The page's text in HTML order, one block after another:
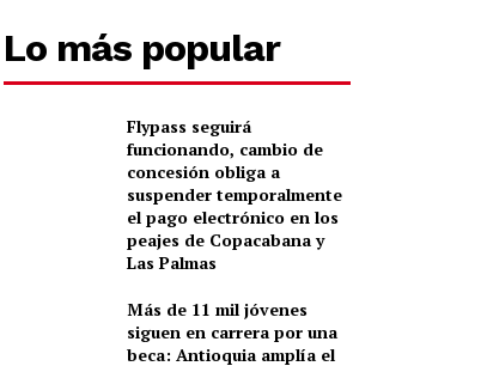
Lo más popular
Flypass seguirá
funcionando, cambio de
concesión obliga a
suspender temporalmente
el pago electrónico en los
peajes de Copacabana y
Las Palmas
Más de 11 mil jóvenes
siguen en carrera por una
beca: Antioquia amplía el